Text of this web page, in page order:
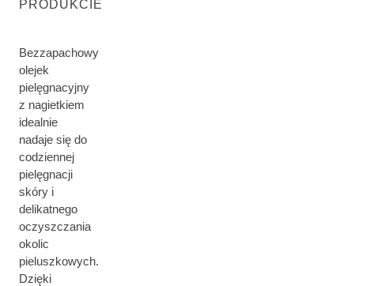
PRODUKCIE
Bezzapachowy
olejek
pielęgnacyjny
z nagietkiem
idealnie
nadaje się do
codziennej
pielęgnacji
skóry i
delikatnego
oczyszczania
okolic
pieluszkowych.
Dzięki